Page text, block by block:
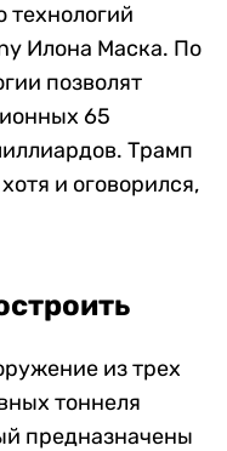
Илона Маска. По
позволят
65
Трамп
и оговорился,
из трех
тоннеля
предназначены